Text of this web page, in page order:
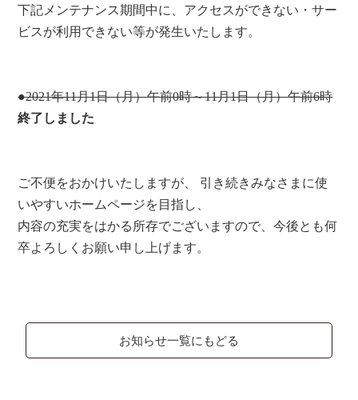
下記メンテナンス期間中に、アクセスができない・サー
ビスが利用できない等が発生いたします。
●2021年11月1日（月）午前0時～11月1日（月）午前6時
終了しました
ご不便をおかけいたしますが、 引き続きみなさまに使
いやすいホームページを目指し、
内容の充実をはかる所存でございますので、今後とも何
卒よろしくお願い申し上げます。
お知らせ一覧にもどる